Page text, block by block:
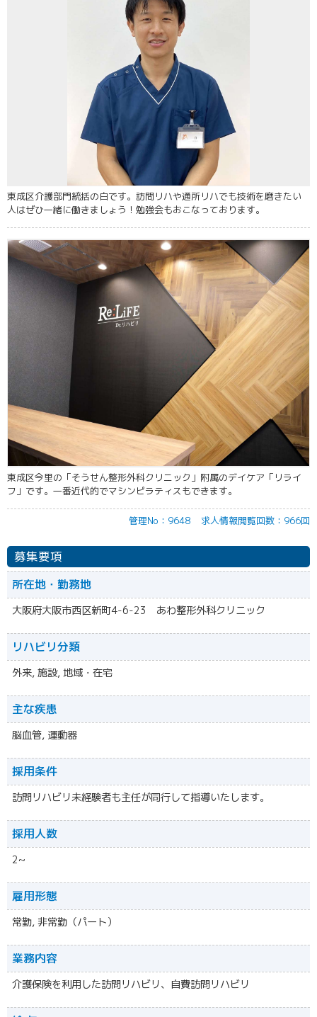
東成区介護部門統括の白です。訪問リハや通所リハでも技術を磨きたい
人はぜひ一緒に働きましょう！勉強会もおこなっております。
東成区今里の「そうせん整形外科クリニック」附属のデイケア「リライ
フ」です。一番近代的でマシンピラティスもできます。
管理No：9648 求人情報閲覧回数：966回
募集要項
所在地・勤務地
大阪府大阪市西区新町4-6-23 あわ整形外科クリニック
リハビリ分類
外来, 施設, 地域・在宅
主な疾患
脳血管, 運動器
採用条件
訪問リハビリ未経験者も主任が同行して指導いたします。
採用人数
2~
雇用形態
常勤, 非常勤（パート）
業務内容
介護保険を利用した訪問リハビリ、自費訪問リハビリ